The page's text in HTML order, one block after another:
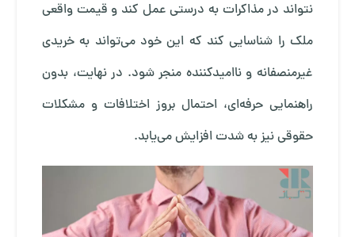
نتواند در مذاکرات به درستی عمل کند و قیمت واقعی
ملک را شناسایی کند که این خود می‌تواند به خریدی
غیرمنصفانه و ناامیدکننده منجر شود. در نهایت، بدون
راهنمایی حرفه‌ای، احتمال بروز اختلافات و مشکلات
حقوقی نیز به شدت افزایش می‌یابد.